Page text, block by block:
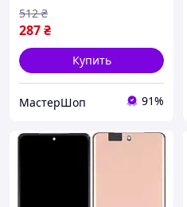
287₴
512 ₴
Купить
МастерШоп 91%